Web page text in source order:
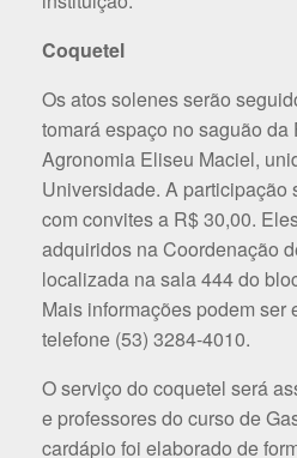
Coquetel
Os atos solenes serão
tomará espaço no saguão da
Agronomia Eliseu Maciel,
Universidade. A participação
com convites a R$ 30,00.
adquiridos na Coordenação
localizada na sala 444 do
Mais informações podem ser
telefone (53) 3284-4010.
O serviço do coquetel será
e professores do curso de
cardápio foi elaborado de